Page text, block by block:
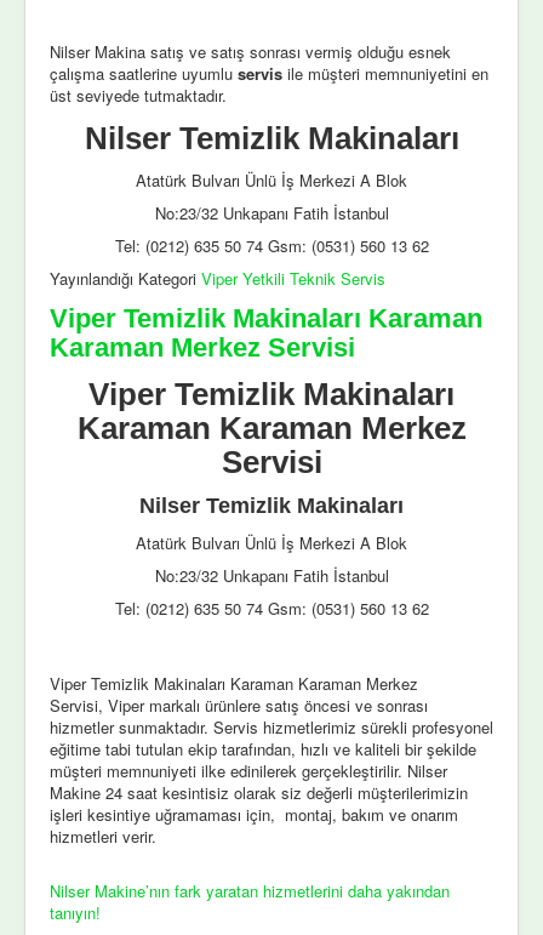
Nilser Makina satış ve satış sonrası vermiş olduğu esnek
çalışma saatlerine uyumlu servis ile müşteri memnuniyetini en
üst seviyede tutmaktadır.
Nilser Temizlik Makinaları
Atatürk Bulvarı Ünlü İş Merkezi A Blok
No:23/32 Unkapanı Fatih İstanbul
Tel: (0212) 635 50 74 Gsm: (0531) 560 13 62
Yayınlandığı Kategori Viper Yetkili Teknik Servis
Viper Temizlik Makinaları Karaman
Karaman Merkez Servisi
Viper Temizlik Makinaları
Karaman Karaman Merkez
Servisi
Nilser Temizlik Makinaları
Atatürk Bulvarı Ünlü İş Merkezi A Blok
No:23/32 Unkapanı Fatih İstanbul
Tel: (0212) 635 50 74 Gsm: (0531) 560 13 62
Viper Temizlik Makinaları Karaman Karaman Merkez
Servisi, Viper markalı ürünlere satış öncesi ve sonrası
hizmetler sunmaktadır. Servis hizmetlerimiz sürekli profesyonel
eğitime tabi tutulan ekip tarafından, hızlı ve kaliteli bir şekilde
müşteri memnuniyeti ilke edinilerek gerçekleştirilir. Nilser
Makine 24 saat kesintisiz olarak siz değerli müşterilerimizin
işleri kesintiye uğramaması için, montaj, bakım ve onarım
hizmetleri verir.
Nilser Makine’nın fark yaratan hizmetlerini daha yakından
tanıyın!